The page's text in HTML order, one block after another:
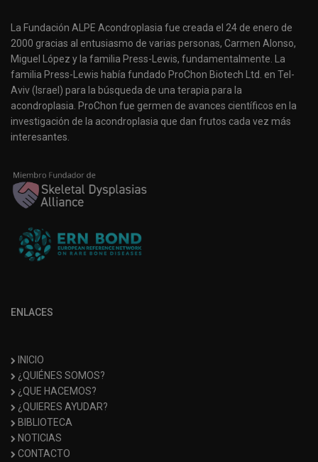
La Fundación ALPE Acondroplasia fue creada el 24 de enero de
2000 gracias al entusiasmo de varias personas, Carmen Alonso,
Miguel López y la familia Press-Lewis, fundamentalmente. La
familia Press-Lewis había fundado ProChon Biotech Ltd. en Tel-
Aviv (Israel) para la búsqueda de una terapia para la
acondroplasia. ProChon fue germen de avances científicos en la
investigación de la acondroplasia que dan frutos cada vez más
interesantes.
ENLACES
INICIO
¿QUIÉNES SOMOS?
¿QUE HACEMOS?
¿QUIERES AYUDAR?
BIBLIOTECA
NOTICIAS
CONTACTO